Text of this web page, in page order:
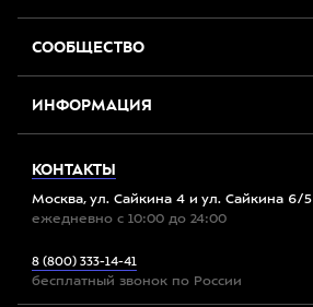
СООБЩЕСТВО
ИНФОРМАЦИЯ
КОНТАКТЫ
Москва, ул. Сайкина 4 и ул. Сайкина 6/5
ежедневно с 10:00 до 24:00
8 (800) 333-14-41
бесплатный звонок по России